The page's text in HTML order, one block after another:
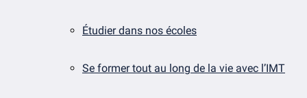
Étudier dans nos écoles
Se former tout au long de la vie avec l’IMT